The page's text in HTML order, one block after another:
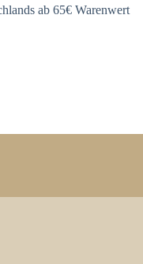
ab 65€ Warenwert